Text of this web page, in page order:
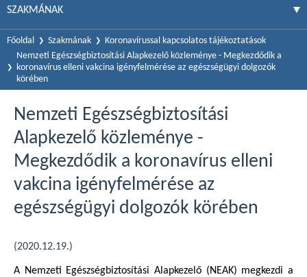
SZAKMÁNAK
Főoldal Szakmának
Koronavírussal kapcsolatos tájékoztatások
Nemzeti Egészségbiztosítási Alapkezelő közleménye - Megkezdődik a
koronavírus elleni vakcina igényfelmérése az egészségügyi dolgozók
körében
Nemzeti Egészségbiztosítási
Alapkezelő közleménye -
Megkezdődik a koronavírus elleni
vakcina igényfelmérése az
egészségügyi dolgozók körében
(2020.12.19.)
A Nemzeti Egészségbiztosítási Alapkezelő (NEAK) megkezdi a